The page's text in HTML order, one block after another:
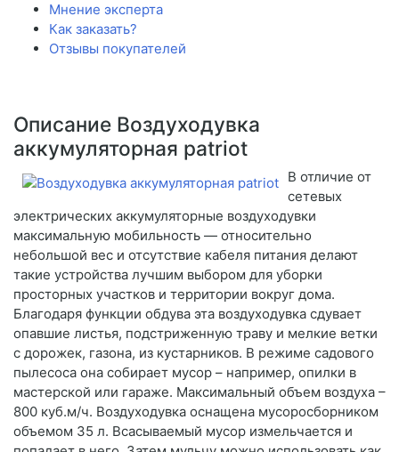
Мнение эксперта
Как заказать?
Отзывы покупателей
Описание Воздуходувка
аккумуляторная patriot
В отличие от
сетевых
электрических аккумуляторные воздуходувки
максимальную мобильность — относительно
небольшой вес и отсутствие кабеля питания делают
такие устройства лучшим выбором для уборки
просторных участков и территории вокруг дома.
Благодаря функции обдува эта воздуходувка сдувает
опавшие листья, подстриженную траву и мелкие ветки
с дорожек, газона, из кустарников. В режиме садового
пылесоса она собирает мусор – например, опилки в
мастерской или гараже. Максимальный объем воздуха –
800 куб.м/ч. Воздуходувка оснащена мусоросборником
объемом 35 л. Всасываемый мусор измельчается и